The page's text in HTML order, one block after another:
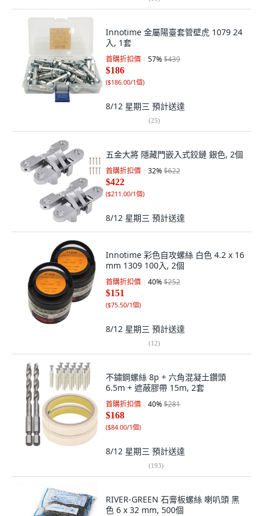
Innotime 金屬陽臺套管壁虎 1079 24
入, 1套
首購折扣價 57%$439
$186
($186.00/1個)
8/12 星期三 預計送達
(25)
五金大將 隱藏門嵌入式鉸鏈 銀色, 2個
首購折扣價 32%$622
$422
($211.00/1個)
8/12 星期三 預計送達
Innotime 彩色自攻螺絲 白色 4.2 x 16
mm 1309 100入, 2個
首購折扣價 40%$252
$151
($75.50/1個)
8/12 星期三 預計送達
(12)
不鏽鋼螺絲 8p + 六角混凝土鑽頭
6.5m + 遮蔽膠帶 15m, 2套
首購折扣價 40%$281
$168
($84.00/1個)
8/12 星期三 預計送達
(193)
RIVER-GREEN 石膏板螺絲 喇叭頭 黑
色 6 x 32 mm, 500個